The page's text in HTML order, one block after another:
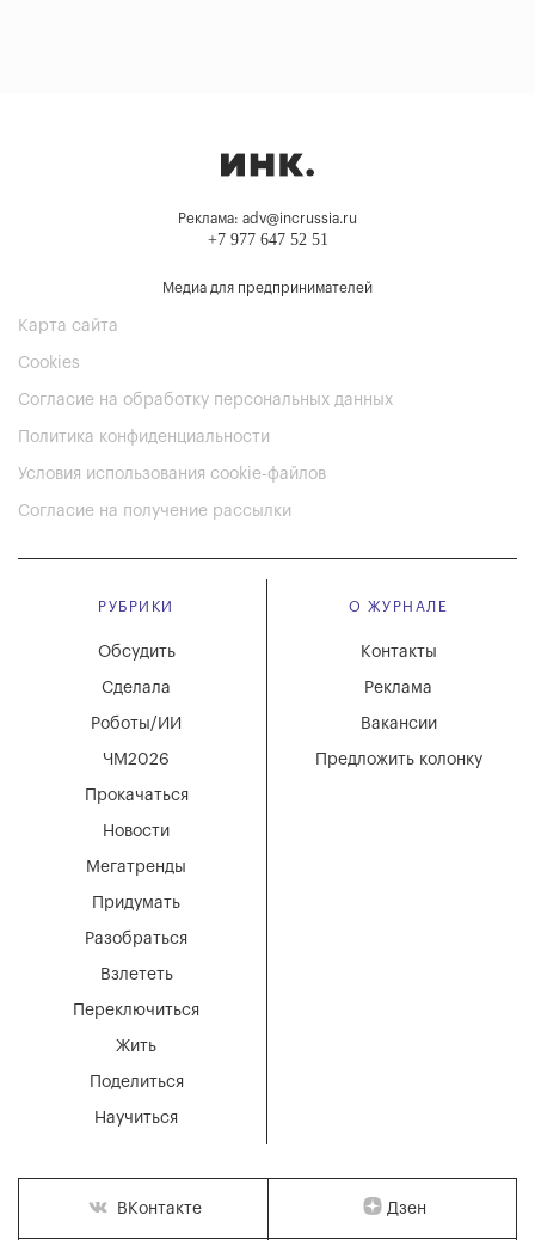
Реклама: adv@incrussia.ru
+7 977 647 52 51
Медиа для предпринимателей
Карта сайта
Cookies
Согласие на обработку персональных данных
Политика конфиденциальности
Условия использования cookie-файлов
Согласие на получение рассылки
РУБРИКИ
Мегатренды
Придумать
Разобраться
Взлететь
Новости
Переключиться
Жить
Поделиться
Научиться
Обсудить
Сделала
Роботы/ИИ
ЧМ2026
Прокачаться
О ЖУРНАЛЕ
Вакансии
Реклама
Контакты
Предложить колонку
ВКонтакте Дзен